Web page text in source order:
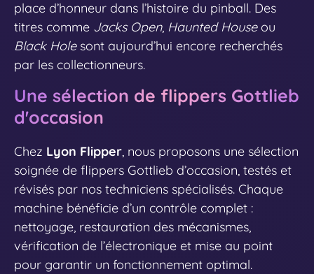
place d’honneur dans l’histoire du pinball. Des
titres comme Jacks Open, Haunted Houseou
Black Holesont aujourd’hui encore recherchés
par les collectionneurs.
Une sélection de flippers Gottlieb
d'occasion
Chez Lyon Flipper, nous proposons une sélection
soignée de flippers Gottlieb d’occasion, testés et
révisés par nos techniciens spécialisés. Chaque
machine bénéficie d’un contrôle complet :
nettoyage, restauration des mécanismes,
vérification de l’électronique et mise au point
pour garantir un fonctionnement optimal.